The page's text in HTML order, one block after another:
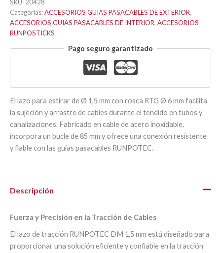
1,5mm
ROSCA
RTG
6mm
SKU: 20428
Categorías:ACCESORIOS GUIAS PASACABLES DE EXTERIOR,
ACCESORIOS GUIAS PASACABLES DE INTERIOR, ACCESORIOS
RUNPOSTICKS
Pago seguro garantizado
El lazo para estirar de Ø 1,5 mm con rosca RTG Ø 6 mm facilita
la sujeción y arrastre de cables durante el tendido en tubos y
canalizaciones. Fabricado en cable de acero inoxidable,
incorpora un bucle de 85 mm y ofrece una conexión resistente
y fiable con las guías pasacables RUNPOTEC.
Descripción
Fuerza y Precisión en la Tracción de Cables
El lazo de tracción RUNPOTEC DM 1.5 mm está diseñado para
proporcionar una solución eficiente y confiable en la tracción